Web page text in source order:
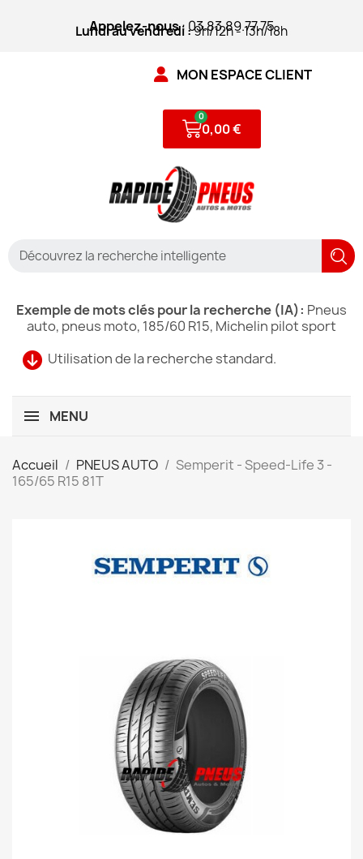
Appelez-nous: 03.83.89.77.75
Lundi au vendredi :9h/12h - 13h/18h
MON ESPACE CLIENT
0,00 €
Utilisation de la recherche standard.
Exemple de mots clés pour la recherche (IA): Pneus
auto, pneus moto, 185/60 R15, Michelin pilot sport
MENU
Accueil PNEUS AUTO
Semperit - Speed-Life 3 -
165/65 R15 81T